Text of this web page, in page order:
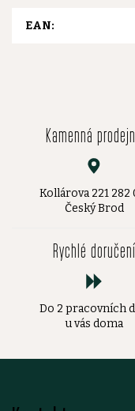
EAN:
Kamenná
Kollárova 221 282
Český Brod
Rychlé doručení
Do 2 pracovních
u vás doma